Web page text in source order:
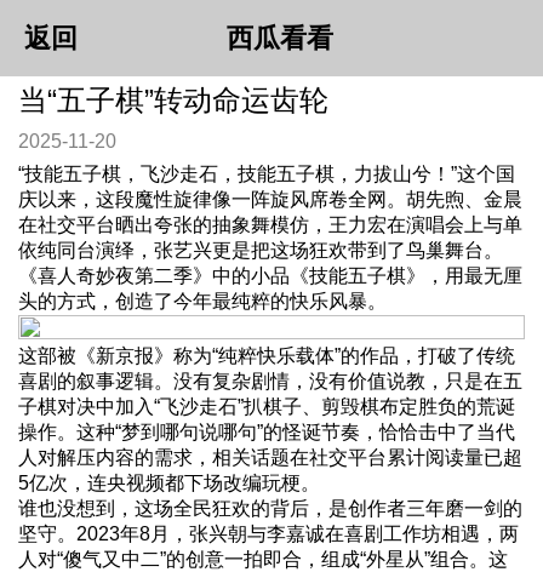
返回 西瓜看看
当“五子棋”转动命运齿轮
2025-11-20
“技能五子棋，飞沙走石，技能五子棋，力拔山兮！”这个国
庆以来，这段魔性旋律像一阵旋风席卷全网。胡先煦、金晨
在社交平台晒出夸张的抽象舞模仿，王力宏在演唱会上与单
依纯同台演绎，张艺兴更是把这场狂欢带到了鸟巢舞台。
《喜人奇妙夜第二季》中的小品《技能五子棋》，用最无厘
头的方式，创造了今年最纯粹的快乐风暴。
这部被《新京报》称为“纯粹快乐载体”的作品，打破了传统
喜剧的叙事逻辑。没有复杂剧情，没有价值说教，只是在五
子棋对决中加入“飞沙走石”扒棋子、剪毁棋布定胜负的荒诞
操作。这种“梦到哪句说哪句”的怪诞节奏，恰恰击中了当代
人对解压内容的需求，相关话题在社交平台累计阅读量已超
5亿次，连央视频都下场改编玩梗。
谁也没想到，这场全民狂欢的背后，是创作者三年磨一剑的
坚守。2023年8月，张兴朝与李嘉诚在喜剧工作坊相遇，两
人对“傻气又中二”的创意一拍即合，组成“外星从”组合。这